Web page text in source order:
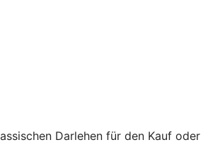
Darlehen für den Kauf oder